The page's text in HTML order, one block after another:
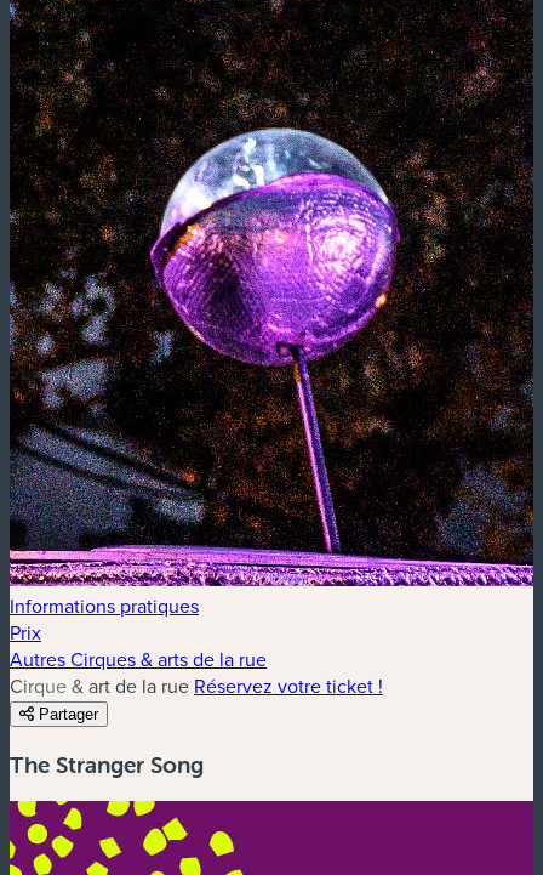
Informations pratiques
Prix
Autres Cirques & arts de la rue
Cirque & art de la rue Réservez votre ticket !
Partager
The Stranger Song